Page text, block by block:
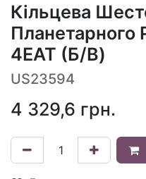
Кільцева
Планетарного
4EAT (Б/В)
US23594
4 329,6 грн.